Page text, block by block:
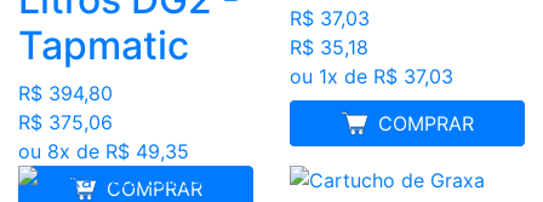
Tapmatic
R$ 394,80
R$ 375,06
ou 8x de R$ 49,35
COMPRAR
R$ 37,03
R$ 35,18
ou 1x de R$ 37,03
COMPRAR
MELHOR PREÇO